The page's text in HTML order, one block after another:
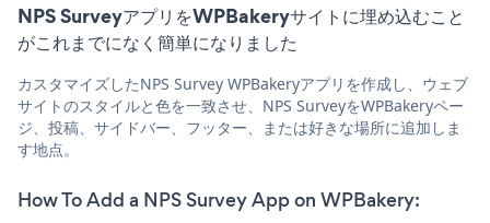
NPS SurveyアプリをWPBakeryサイトに埋め込むこと
がこれまでになく簡単になりました
カスタマイズしたNPS Survey WPBakeryアプリを作成し、ウェブ
サイトのスタイルと色を一致させ、NPS SurveyをWPBakeryペー
ジ、投稿、サイドバー、フッター、または好きな場所に追加しま
す地点。
How To Add a NPS Survey App on WPBakery: